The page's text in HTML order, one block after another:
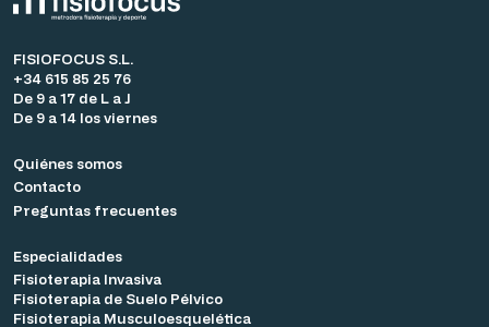
FISIOFOCUS S.L.
+34 615 85 25 76
De 9 a 17 de L a J
De 9 a 14 los viernes
Quiénes somos
Contacto
Preguntas frecuentes
Especialidades
Fisioterapia Invasiva
Fisioterapia de Suelo Pélvico
Fisioterapia Musculoesquelética